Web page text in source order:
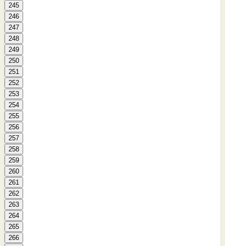
245
246
247
248
249
250
251
252
253
254
255
256
257
258
259
260
261
262
263
264
265
266